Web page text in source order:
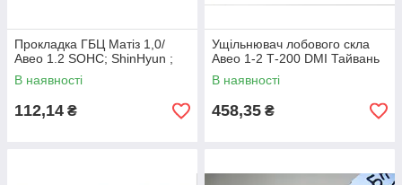
Прокладка ГБЦ Матіз 1,0/
Авео 1.2 SOHC; ShinHyun ;
В наявності
112,14 ₴
Ущільнювач лобового скла
Авео 1-2 Т-200 DMI Тайвань
В наявності
458,35 ₴